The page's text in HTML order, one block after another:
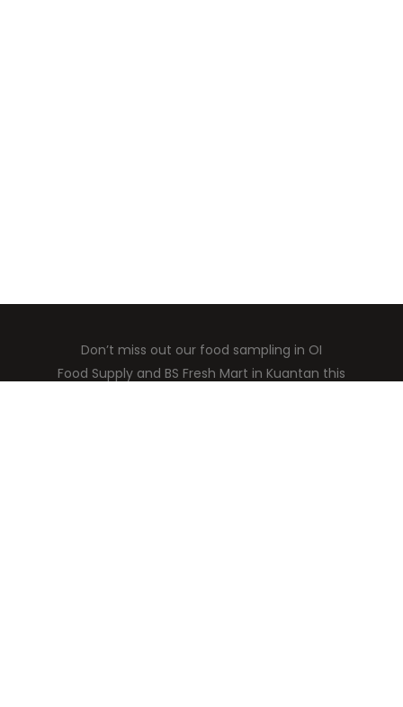
Don’t miss out our food sampling in OI
Food Supply and BS Fresh Mart in Kuantan this